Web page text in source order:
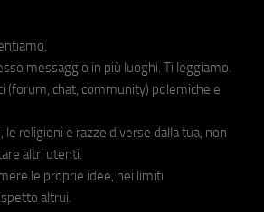
messaggio in più luoghi. Ti leggiamo.
(forum, chat, community) polemiche e
le religioni e razze diverse dalla tua, non
altri utenti.
le proprie idee, nei limiti
altrui.